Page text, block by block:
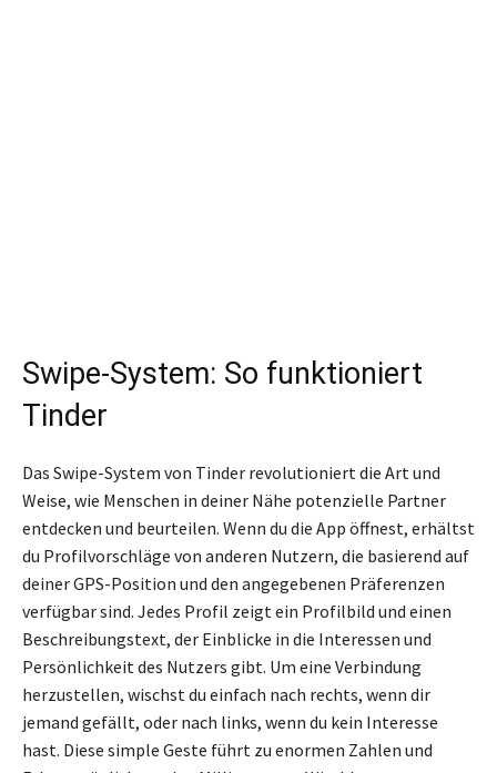
Swipe-System: So funktioniert
Tinder
Das Swipe-System von Tinder revolutioniert die Art und
Weise, wie Menschen in deiner Nähe potenzielle Partner
entdecken und beurteilen. Wenn du die App öffnest, erhältst
du Profilvorschläge von anderen Nutzern, die basierend auf
deiner GPS-Position und den angegebenen Präferenzen
verfügbar sind. Jedes Profil zeigt ein Profilbild und einen
Beschreibungstext, der Einblicke in die Interessen und
Persönlichkeit des Nutzers gibt. Um eine Verbindung
herzustellen, wischst du einfach nach rechts, wenn dir
jemand gefällt, oder nach links, wenn du kein Interesse
hast. Diese simple Geste führt zu enormen Zahlen und